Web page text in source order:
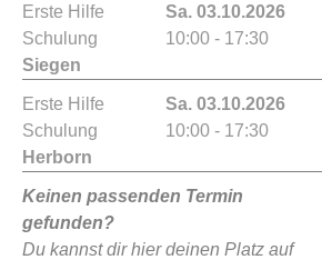
Erste Hilfe
Schulung
Siegen
Sa. 03.10.2026
10:00 - 17:30
Erste Hilfe
Schulung
Herborn
Sa. 03.10.2026
10:00 - 17:30
Keinen passenden Termin
gefunden?
Du kannst dir hier deinen Platz auf